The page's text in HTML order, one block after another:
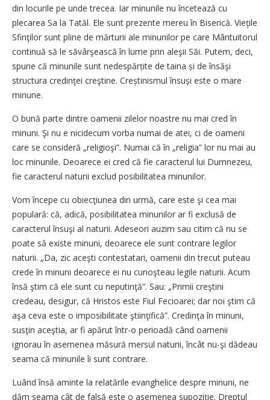
din locurile pe unde trecea. Iar minunile nu încetează cu
plecarea Sa la Tatăl. Ele sunt prezente mereu în Biserică. Vieţile
Sfinţilor sunt pline de mărturii ale minunilor pe care Mântuitorul
continuă să le săvârşească în lume prin aleşii Săi. Putem, deci,
spune că minunile sunt nedespărțite de taina și de însăşi
structura credinţei creştine. Creștinismul însuși este o mare
minune.
O bună parte dintre oamenii zilelor noastre nu mai cred în
minuni. Şi nu e nicidecum vorba numai de atei, ci de oameni
care se consideră „religioşi”. Numai că în „religia” lor nu mai au
loc minunile. Deoarece ei cred că fie caracterul lui Dumnezeu,
fie caracterul naturii exclud posibilitatea minunilor.
Vom începe cu obiecţiunea din urmă, care este şi cea mai
populară: că, adică, posibilitatea minunilor ar fi exclusă de
caracterul însuşi al naturii. Adeseori auzim sau citim că nu se
poate să existe minuni, deoarece ele sunt contrare legilor
naturii. „Da, zic aceşti contestatari, oamenii din trecut puteau
crede în minuni deoarece ei nu cunoşteau legile naturii. Acum
însă ştim că ele sunt cu neputinţă”. Sau: „Primii creştini
credeau, desigur, că Hristos este Fiul Fecioarei; dar noi ştim că
aşa ceva este o imposibilitate ştiinţifică”. Credinţa în minuni,
susţin ­aceştia, ar fi apărut într-o perioadă când oamenii
ignorau în asemenea măsură mersul naturii, încât nu-şi dădeau
seama că minunile îi sunt contrare.
Luând însă aminte la relatările evanghelice despre minuni, ne
dăm seama cât de falsă este o asemenea supoziţie. Dreptul